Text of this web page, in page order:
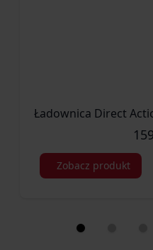
Ładownica Direct
Zobacz produkt